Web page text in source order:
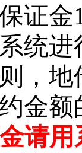
证金
统
，
金
请